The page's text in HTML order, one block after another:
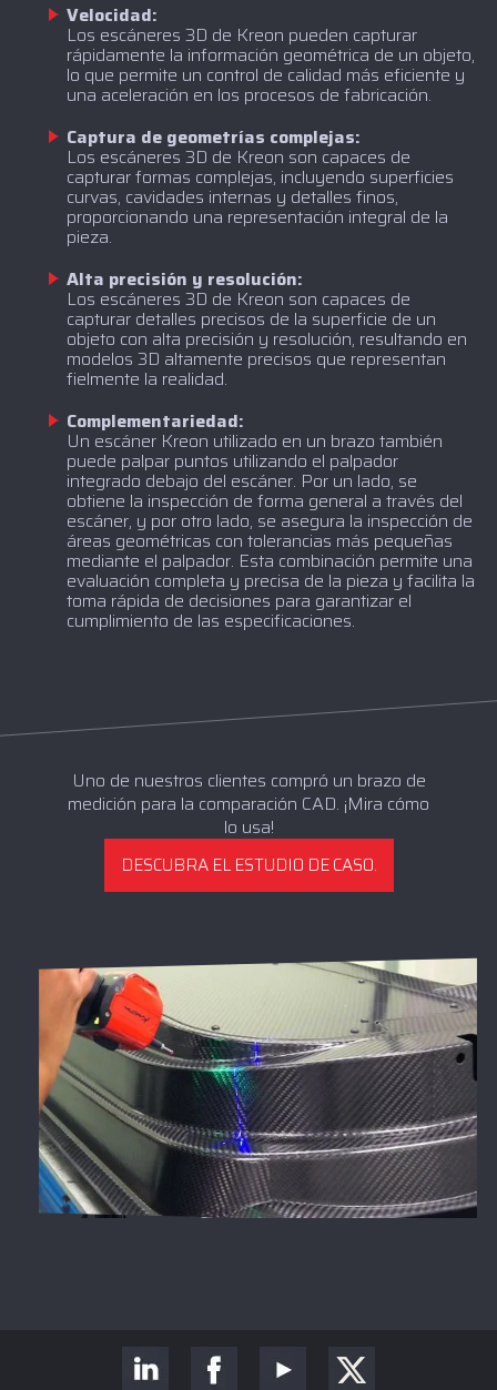
Velocidad:
Los escáneres 3D de Kreon pueden capturar
rápidamente la información geométrica de un objeto,
lo que permite un control de calidad más eficiente y
una aceleración en los procesos de fabricación.
Captura de geometrías complejas:
Los escáneres 3D de Kreon son capaces de
capturar formas complejas, incluyendo superficies
curvas, cavidades internas y detalles finos,
proporcionando una representación integral de la
pieza.
Alta precisión y resolución:
Los escáneres 3D de Kreon son capaces de
capturar detalles precisos de la superficie de un
objeto con alta precisión y resolución, resultando en
modelos 3D altamente precisos que representan
fielmente la realidad.
Complementariedad:
Un escáner Kreon utilizado en un brazo también
puede palpar puntos utilizando el palpador
integrado debajo del escáner. Por un lado, se
obtiene la inspección de forma general a través del
escáner, y por otro lado, se asegura la inspección de
áreas geométricas con tolerancias más pequeñas
mediante el palpador. Esta combinación permite una
evaluación completa y precisa de la pieza y facilita la
toma rápida de decisiones para garantizar el
cumplimiento de las especificaciones.
Uno de nuestros clientes compró un brazo de
medición para la comparación CAD. ¡Mira cómo
lo usa!
DESCUBRA EL ESTUDIO DE CASO.